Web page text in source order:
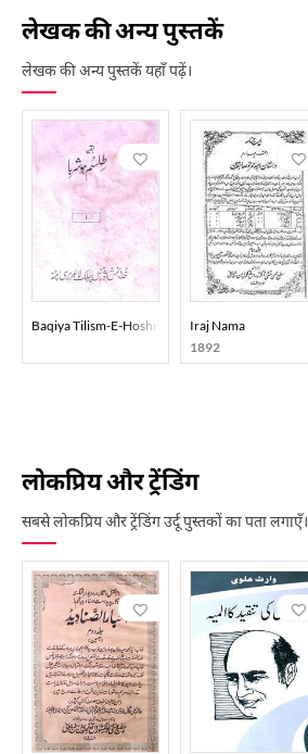
लेखक की अन्य पुस्तकें
लेखक की अन्य पुस्तकें यहाँ पढ़ें।
Baqiya Tilism-E-Hoshruba
Iraj Nama
1892
लोकप्रिय और ट्रेंडिंग
सबसे लोकप्रिय और ट्रेंडिंग उर्दू पुस्तकों का पता लगाएँ।